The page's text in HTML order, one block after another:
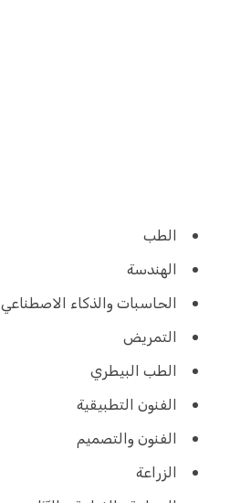
الطب
الهندسة
الحاسبات والذكاء الاصطناعي
التمريض
الطب البيطري
الفنون التطبيقية
الفنون والتصميم
الزراعة